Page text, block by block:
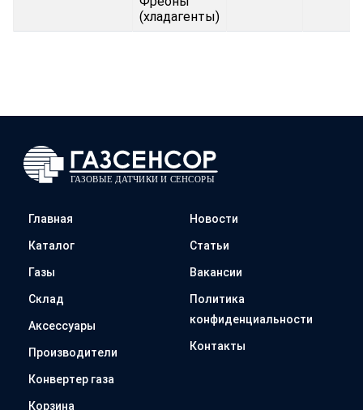
(хладагенты)
Главная
Каталог
Газы
Склад
Аксессуары
Производители
Конвертер газа
Корзина
Новости
Статьи
Вакансии
Политика
конфиденциальности
Контакты